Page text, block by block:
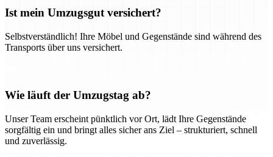
Ist mein Umzugsgut versichert?
Selbstverständlich! Ihre Möbel und Gegenstände sind während des
Transports über uns versichert.
Wie läuft der Umzugstag ab?
Unser Team erscheint pünktlich vor Ort, lädt Ihre Gegenstände
sorgfältig ein und bringt alles sicher ans Ziel – strukturiert, schnell
und zuverlässig.